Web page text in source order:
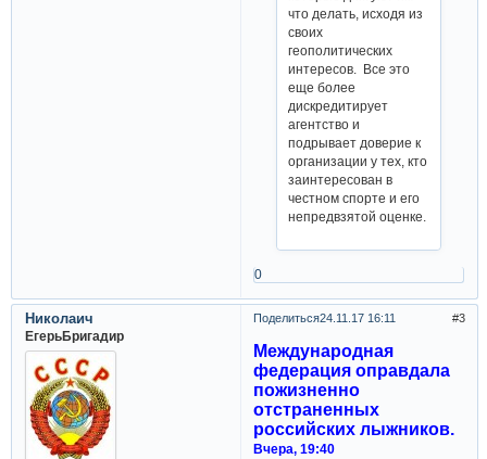
что делать, исходя из
своих
геополитических
интересов. Все это
еще более
дискредитирует
агентство и
подрывает доверие к
организации у тех, кто
заинтересован в
честном спорте и его
непредвзятой оценке.
0
Поделиться 3
24.11.17 16:11
Николаич
ЕгерьБригадир
Международная
федерация оправдала
пожизненно
отстраненных
российских лыжников.
Вчера, 19:40